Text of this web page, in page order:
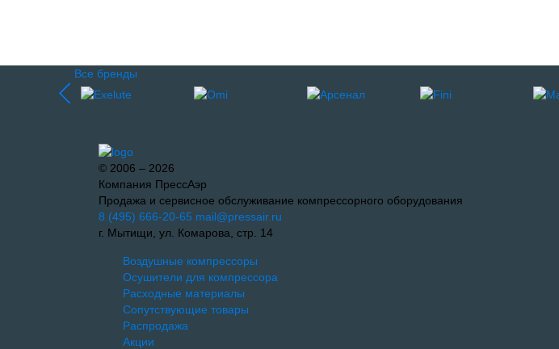
Все бренды
© 2006 – 2026
Компания ПрессАэр
Продажа и сервисное обслуживание компрессорного оборудования
8 (495) 666-20-65 mail@pressair.ru
г. Мытищи, ул. Комарова, стр. 14
Воздушные компрессоры
Осушители для компрессора
Расходные материалы
Сопутствующие товары
Распродажа
Акции